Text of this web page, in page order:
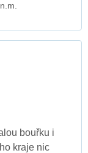
bouřku i
kraje nic